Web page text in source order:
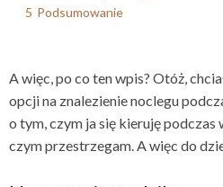
5 Podsumowanie
A więc, po co ten wpis? Otóż,
opcji na znalezienie noclegu
o tym, czym ja się kieruję
czym przestrzegam. A więc do